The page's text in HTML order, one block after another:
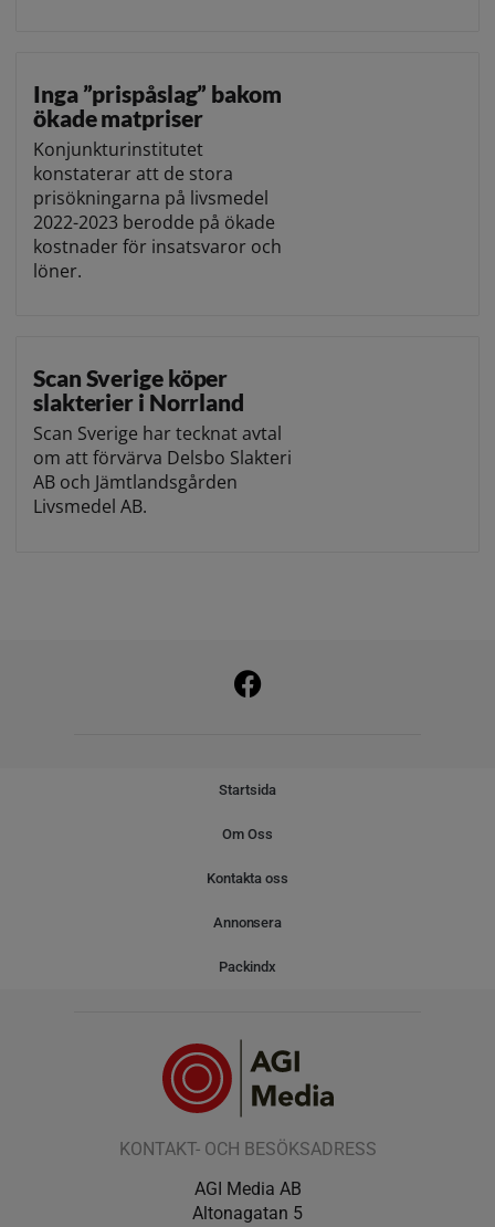
Inga ”prispåslag” bakom
ökade matpriser
Konjunkturinstitutet
konstaterar att de stora
prisökningarna på livsmedel
2022-2023 berodde på ökade
kostnader för insatsvaror och
löner.
Scan Sverige köper
slakterier i Norrland
Scan Sverige har tecknat avtal
om att förvärva Delsbo Slakteri
AB och Jämtlandsgården
Livsmedel AB.
Startsida
Om Oss
Kontakta oss
Annonsera
Packindx
KONTAKT- OCH BESÖKSADRESS
AGI Media AB
Altonagatan 5